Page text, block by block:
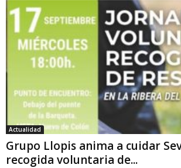
Actualidad
Grupo Llopis anima a cuidar
recogida voluntaria de...